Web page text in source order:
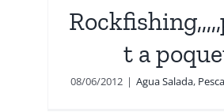
t a
08/06/2012 | Agua Salada, Pesca